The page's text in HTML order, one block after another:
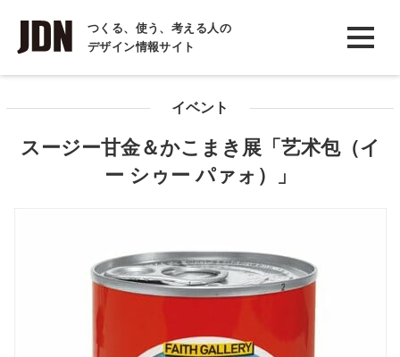
つくる、使う、考える人の
デザイン情報サイト
INTERVIEW
インタビュー
COLUMN
イベント
スージー甘金＆かこまき展「艺术包（イ
ー シゥー パァォ）」